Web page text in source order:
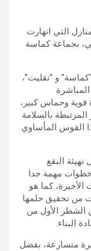
التي انهارت
بجماعة كماسة
و “تقليت”،
قوية وحماس كبير،
بالسلامة
القوس المأساوي
البقع
خطوات مهمة جدا
كما هو
من تحقيق حلمها
الشطر الأول من
البناء.
متسارعة، بفضل